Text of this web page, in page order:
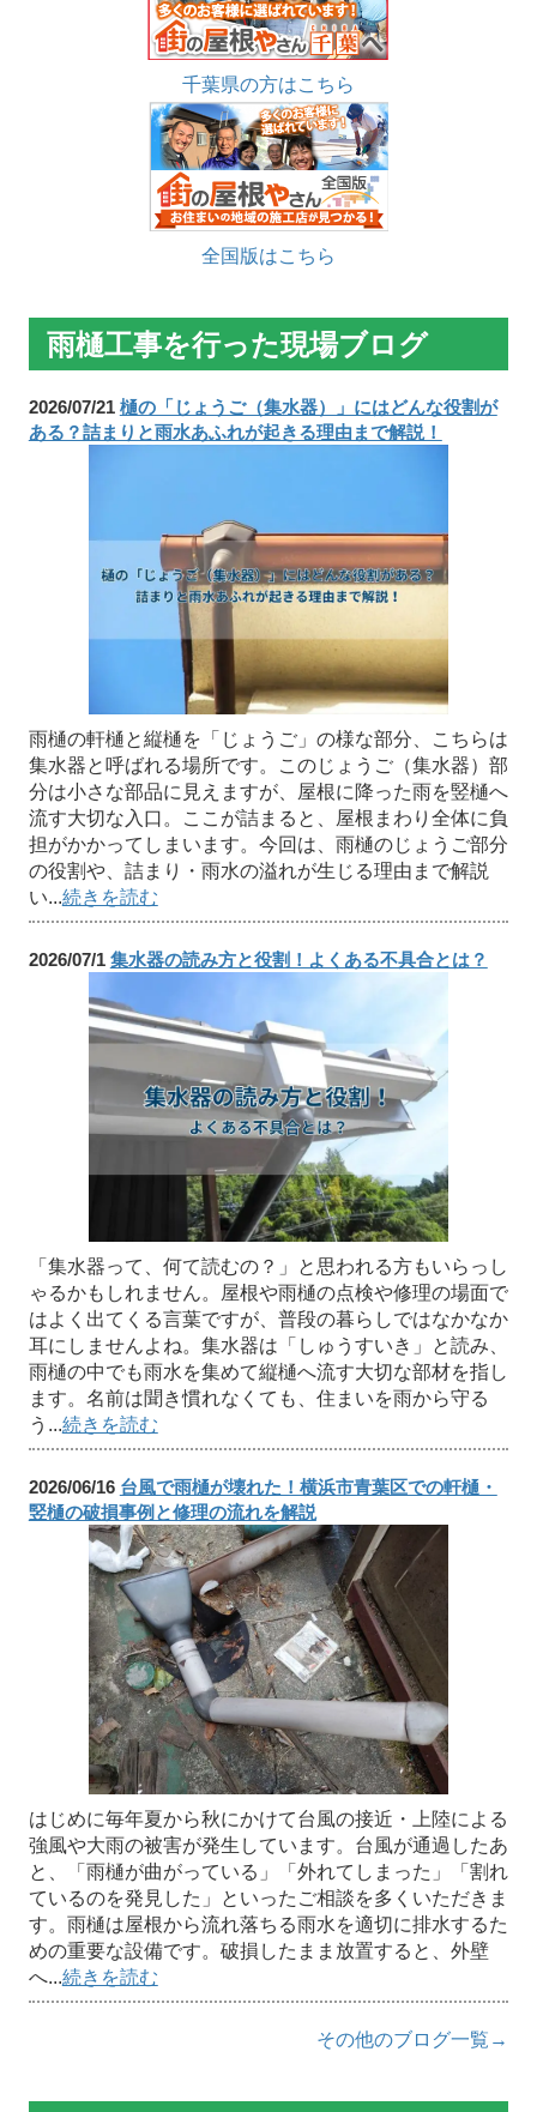
千葉県の方はこちら
全国版はこちら
雨樋工事を行った現場ブログ
2026/07/21 樋の「じょうご（集水器）」にはどんな役割が
ある？詰まりと雨水あふれが起きる理由まで解説！
雨樋の軒樋と縦樋を「じょうご」の様な部分、こちらは
集水器と呼ばれる場所です。このじょうご（集水器）部
分は小さな部品に見えますが、屋根に降った雨を竪樋へ
流す大切な入口。ここが詰まると、屋根まわり全体に負
担がかかってしまいます。今回は、雨樋のじょうご部分
の役割や、詰まり・雨水の溢れが生じる理由まで解説
い...続きを読む
2026/07/1 集水器の読み方と役割！よくある不具合とは？
「集水器って、何て読むの？」と思われる方もいらっし
ゃるかもしれません。屋根や雨樋の点検や修理の場面で
はよく出てくる言葉ですが、普段の暮らしではなかなか
耳にしませんよね。集水器は「しゅうすいき」と読み、
雨樋の中でも雨水を集めて縦樋へ流す大切な部材を指し
ます。名前は聞き慣れなくても、住まいを雨から守る
う...続きを読む
2026/06/16 台風で雨樋が壊れた！横浜市青葉区での軒樋・
竪樋の破損事例と修理の流れを解説
はじめに毎年夏から秋にかけて台風の接近・上陸による
強風や大雨の被害が発生しています。台風が通過したあ
と、「雨樋が曲がっている」「外れてしまった」「割れ
ているのを発見した」といったご相談を多くいただきま
す。雨樋は屋根から流れ落ちる雨水を適切に排水するた
めの重要な設備です。破損したまま放置すると、外壁
へ...続きを読む
その他のブログ一覧→